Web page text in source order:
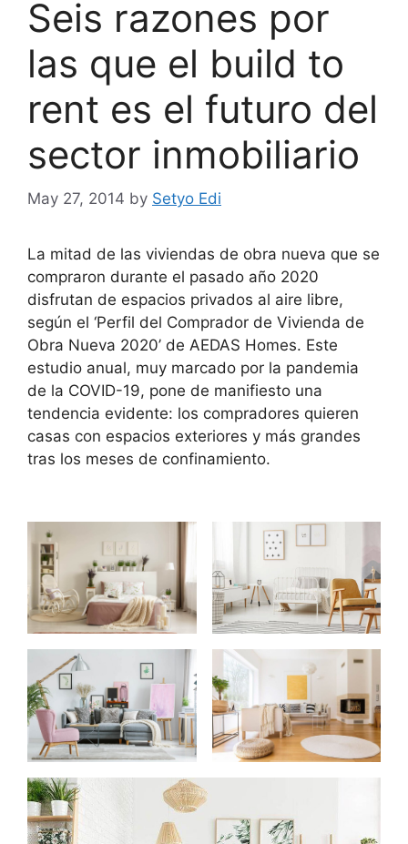
Seis razones por
las que el build to
rent es el futuro del
sector inmobiliario
May 27, 2014 by Setyo Edi
La mitad de las viviendas de obra nueva que se
compraron durante el pasado año 2020
disfrutan de espacios privados al aire libre,
según el ‘Perfil del Comprador de Vivienda de
Obra Nueva 2020’ de AEDAS Homes. Este
estudio anual, muy marcado por la pandemia
de la COVID-19, pone de manifiesto una
tendencia evidente: los compradores quieren
casas con espacios exteriores y más grandes
tras los meses de confinamiento.